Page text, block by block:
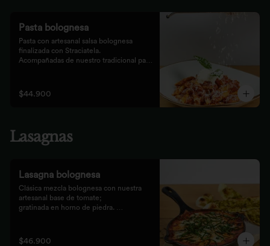
Pasta bolognesa
Pasta con artesanal salsa bolognesa
finalizada con Straciatela.
Acompañadas de nuestro tradicional pan
$44.900
Lasagnas
Lasagna bolognesa
Clásica mezcla bolognesa con nuestra
artesanal base de tomate;
gratinada en horno de piedra.
$46.900